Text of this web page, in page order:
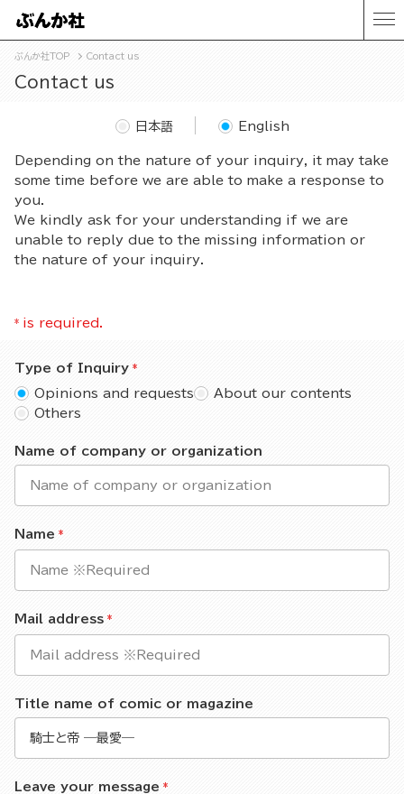
ぶんか社TOP Contact us
Contact us
Depending on the nature of your inquiry, it may take
some time before we are able to make a response to
you.
We kindly ask for your understanding if we are
unable to reply due to the missing information or
the nature of your inquiry.
日本語 English
* is required.
Type of Inquiry
Opinions and requests
About our contents
Others
Name of company or organization
Name
Mail address
Title name of comic or magazine
Leave your message